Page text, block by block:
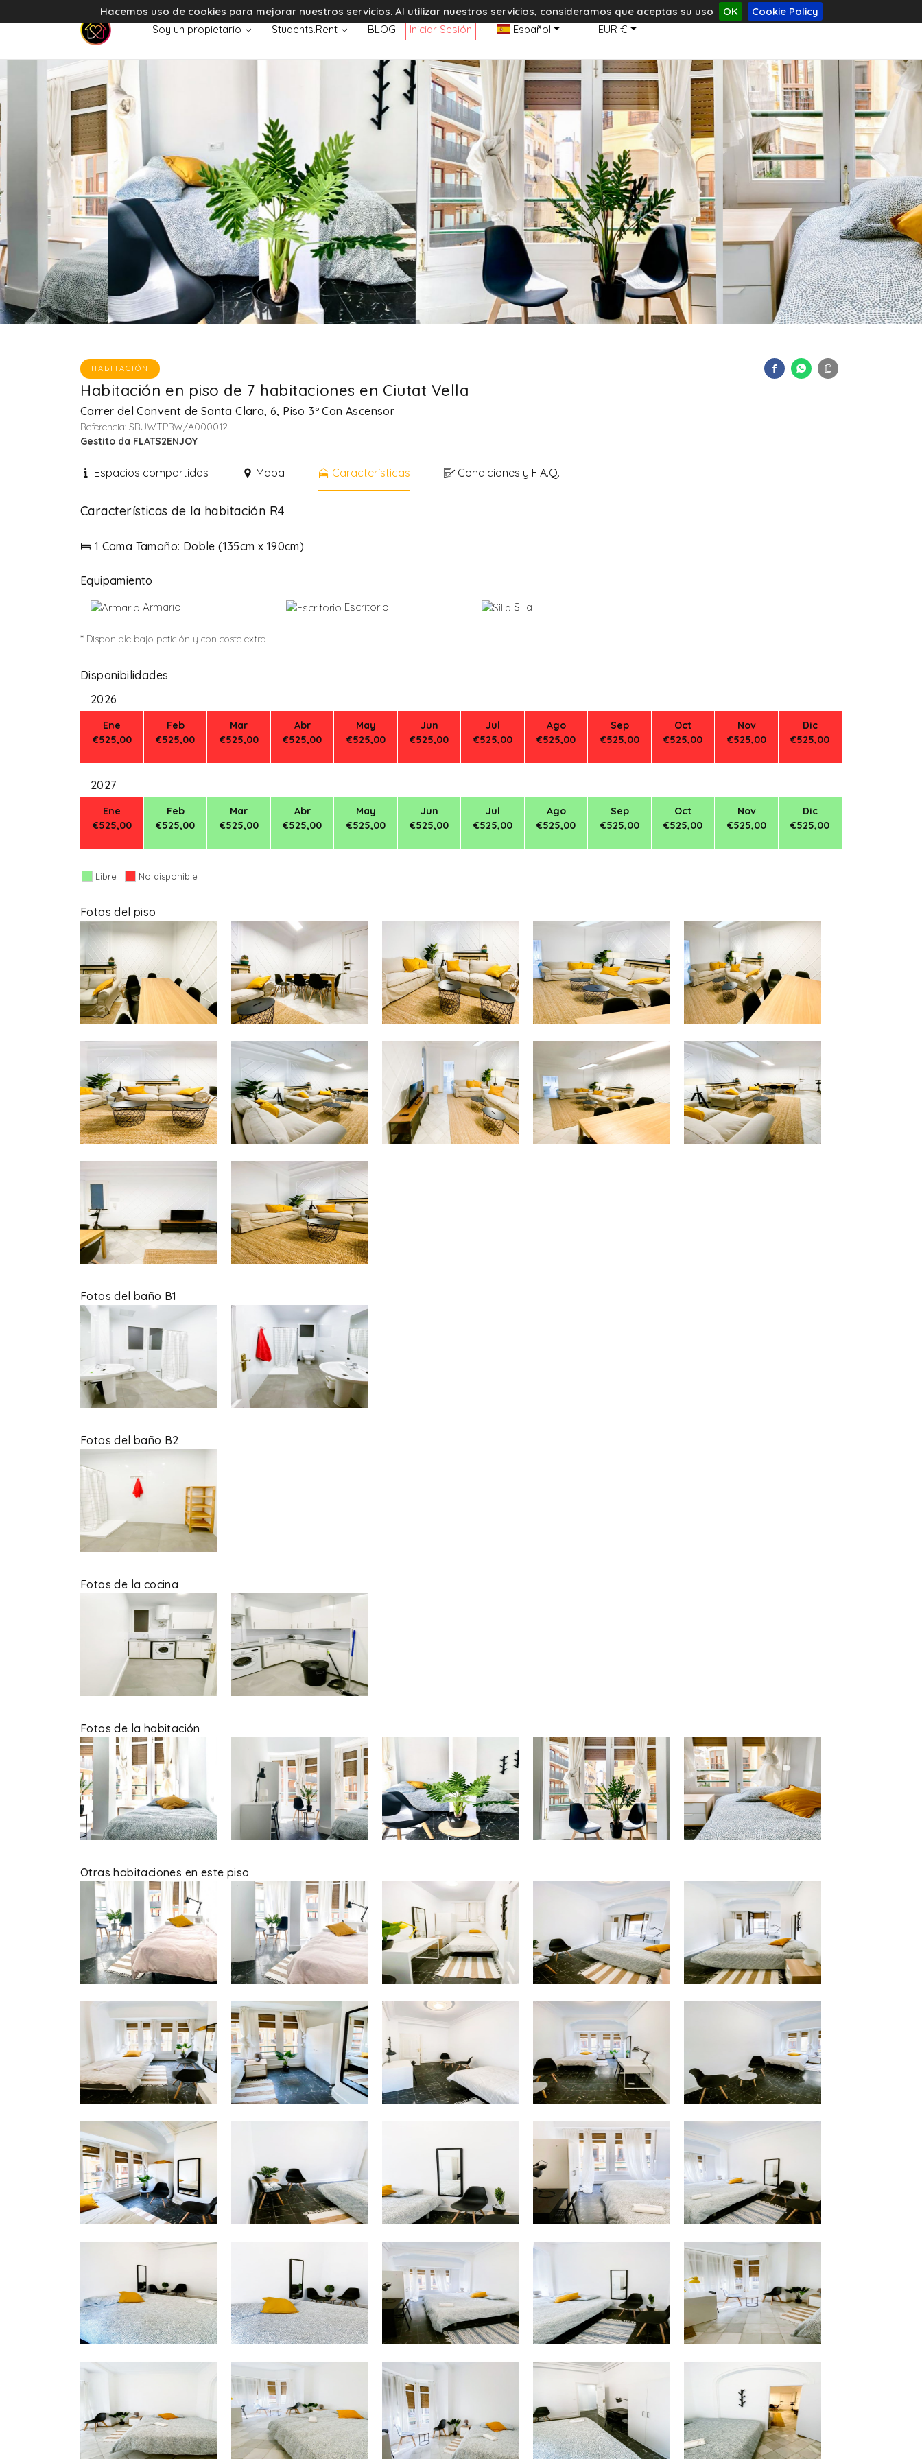
Hacemos uso de cookies para mejorar nuestros servicios. Al utilizar nuestros servicios, consideramos que aceptas su uso OK
Cookie Policy
Soy un propietario
Students.Rent BLOG Iniciar Sesión Español EUR €
HABITACIÓN
Habitación en piso de 7 habitaciones en Ciutat Vella
Carrer del Convent de Santa Clara, 6, Piso 3º Con Ascensor
Referencia: SBUWTPBW/A000012
Gestito da FLATS2ENJOY
Espacios compartidos Mapa Características Condiciones y F.A.Q.
Características de la habitación R4
1 Cama Tamaño: Doble (135cm x 190cm)
Equipamiento
Armario Escritorio Silla
* Disponible bajo petición y con coste extra
Disponibilidades
2026
Ene
€525,00
Feb
€525,00
Mar
€525,00
Abr
€525,00
May
€525,00
Jun
€525,00
Jul
€525,00
Ago
€525,00
Sep
€525,00
Oct
€525,00
Nov
€525,00
Dic
€525,00
2027
Ene
€525,00
Feb
€525,00
Mar
€525,00
Abr
€525,00
May
€525,00
Jun
€525,00
Jul
€525,00
Ago
€525,00
Sep
€525,00
Oct
€525,00
Nov
€525,00
Dic
€525,00
Libre No disponible
Fotos del piso
Fotos del baño B1
Fotos del baño B2
Fotos de la cocina
Fotos de la habitación
Otras habitaciones en este piso